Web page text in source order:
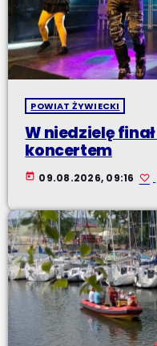
POWIAT ŻYWIECKI
W niedzielę
koncertem
today 09.08.2026, 09:16